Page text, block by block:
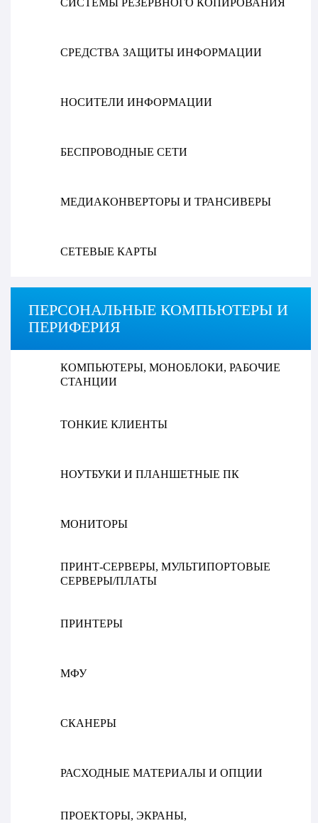
СИСТЕМЫ РЕЗЕРВНОГО КОПИРОВАНИЯ
СРЕДСТВА ЗАЩИТЫ ИНФОРМАЦИИ
НОСИТЕЛИ ИНФОРМАЦИИ
БЕСПРОВОДНЫЕ СЕТИ
МЕДИАКОНВЕРТОРЫ И ТРАНСИВЕРЫ
СЕТЕВЫЕ КАРТЫ
ПЕРСОНАЛЬНЫЕ КОМПЬЮТЕРЫ И
ПЕРИФЕРИЯ
КОМПЬЮТЕРЫ, МОНОБЛОКИ, РАБОЧИЕ
СТАНЦИИ
ТОНКИЕ КЛИЕНТЫ
НОУТБУКИ И ПЛАНШЕТНЫЕ ПК
МОНИТОРЫ
ПРИНТ-СЕРВЕРЫ, МУЛЬТИПОРТОВЫЕ
СЕРВЕРЫ/ПЛАТЫ
ПРИНТЕРЫ
МФУ
СКАНЕРЫ
РАСХОДНЫЕ МАТЕРИАЛЫ И ОПЦИИ
ПРОЕКТОРЫ, ЭКРАНЫ,